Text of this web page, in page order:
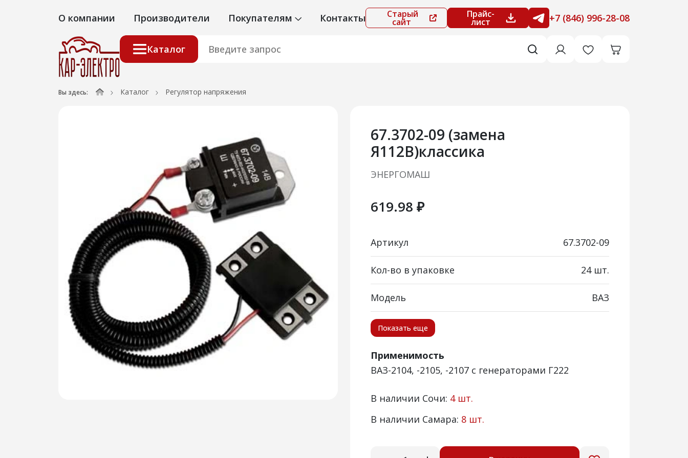
О компании Производители Покупателям Контакты Старый
сайт
Прайс-
лист +7 (846) 996-28-08
Каталог
Вы здесь: Каталог Регулятор напряжения
67.3702-09 (замена
Я112В)классика
ЭНЕРГОМАШ
619.98 ₽
Артикул 67.3702-09
Кол-во в упаковке 24 шт.
Модель ВАЗ
Показать еще
Применимость
ВАЗ-2104, -2105, -2107 с генераторами Г222
В наличии Сочи: 4 шт.
В наличии Самара: 8 шт.